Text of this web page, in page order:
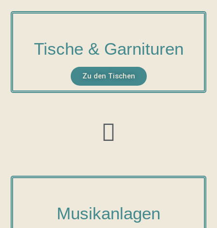
Tische & Garnituren
Zu den Tischen
Musikanlagen